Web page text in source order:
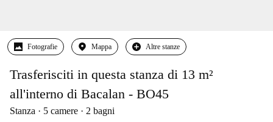
Fotografie Mappa Altre stanze
Trasferisciti in questa stanza di 13 m²
all'interno di Bacalan - BO45
Stanza 5 camere 2 bagni